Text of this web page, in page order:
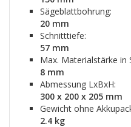
Sägeblattbohrung:
20 mm
Schnitttiefe:
57 mm
Max. Materialstärke in
8 mm
Abmessung LxBxH:
300 x 200 x 205 mm
Gewicht ohne
2.4 kg